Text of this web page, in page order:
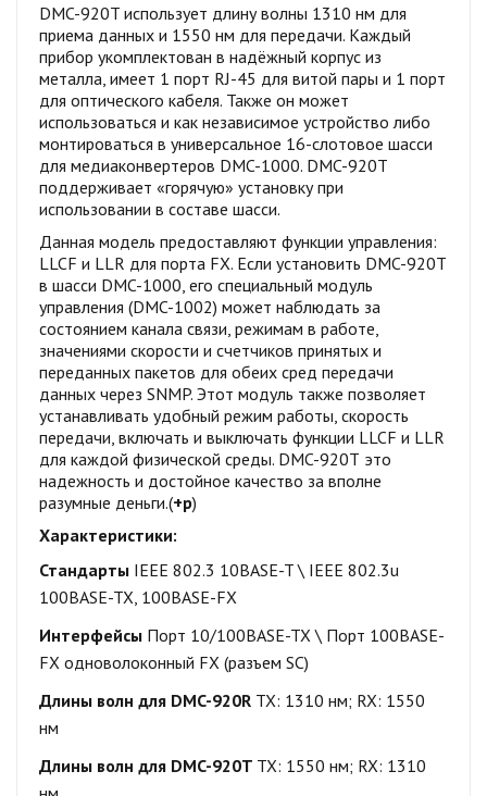
DMC-920T использует длину волны 1310 нм для
приема данных и 1550 нм для передачи. Каждый
прибор укомплектован в надёжный корпус из
металла, имеет 1 порт RJ-45 для витой пары и 1 порт
для оптического кабеля. Также он может
использоваться и как независимое устройство либо
монтироваться в универсальное 16-слотовое шасси
для медиаконвертеров DMC-1000. DMC-920Т
поддерживает «горячую» установку при
использовании в составе шасси.
Данная модель предоставляют функции управления:
LLCF и LLR для порта FX. Если установить DMC-920Т
в шасси DMC-1000, его специальный модуль
управления (DMC-1002) может наблюдать за
состоянием канала связи, режимам в работе,
значениями скорости и счетчиков принятых и
переданных пакетов для обеих сред передачи
данных через SNMP. Этот модуль также позволяет
устанавливать удобный режим работы, скорость
передачи, включать и выключать функции LLCF и LLR
для каждой физической среды. DMC-920Т это
надежность и достойное качество за вполне
разумные деньги.(+р)
Характеристики:
Стандарты IEEE 802.3 10BASE-T \ IEEE 802.3u
100BASE-TX, 100BASE-FX
Интерфейсы Порт 10/100BASE-TX \ Порт 100BASE-
FX одноволоконный FX (разъем SC)
Длины волн для DMC-920R TX: 1310 нм; RX: 1550
нм
Длины волн для DMC-920T TX: 1550 нм; RX: 1310